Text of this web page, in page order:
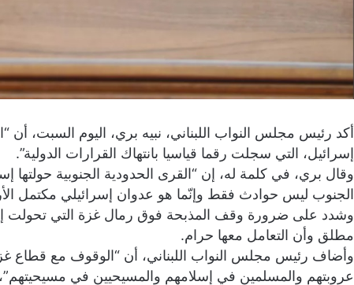
إسرائيل، التي سجلت رقما قياسيا بانتهاك القرارات الدولية”.
وقال بري، في كلمة له، إن “القرى الحدودية الجنوبية
الجنوب ليس حوادث فقط وإنّما هو عدوان إسرائيلي مكتمل
وشدد على ضرورة وقف المذبحة فوق رمال غزة التي تحولت
مطلق وأن التعامل معها حرام.
وأضاف رئيس مجلس النواب اللبناني، أن “الوقوف مع قطاع
عروبتهم والمسلمين في إسلامهم والمسيحيين في